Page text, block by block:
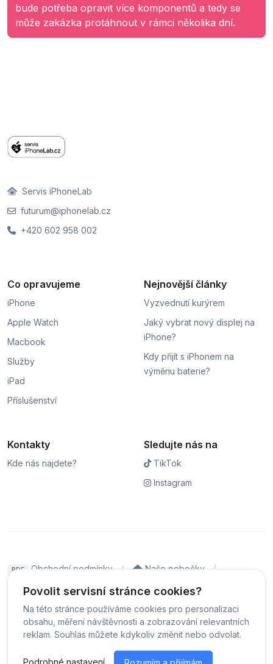
bude potřeba opravit více komponentů a tedy se
může zakázka protáhnout v rámci několika dní.
Povolit servisní stránce cookies?
Na této stránce používáme cookies pro personalizaci
obsahu, měření návštěvnosti a zobrazování relevantních
reklam. Souhlas můžete kdykoliv změnit nebo odvolat.
Podrobné nastavení
Servis iPhoneLab
futurum@iphonelab.cz
+420 602 958 002
Co opravujeme
iPhone
Apple Watch
Macbook
Služby
iPad
Příslušenství
Nejnovější články
Vyzvednutí kurýrem
Jaký vybrat nový displej na
iPhone?
Kdy přijít s iPhonem na
výměnu baterie?
Kontakty
Kde nás najdete?
Sledujte nás na
TikTok
Instagram
PDF Obchodní podmínky
Naše pobočky
Čeština
© Servis iPhoneLab - 2026 - Všechna práva vyhrazena.